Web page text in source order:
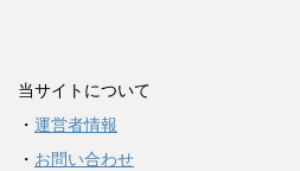
当サイトについて
・ 運営者情報
・ お問い合わせ